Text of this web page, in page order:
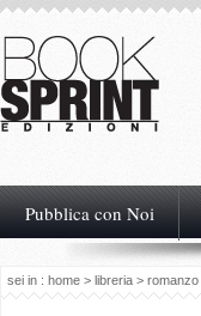
Pubblica con Noi
sei in : home > libreria > romanzo